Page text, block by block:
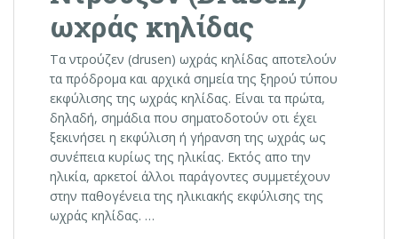
ωχράς κηλίδας
Τα ντρούζεν (drusen) ωχράς κηλίδας αποτελούν
τα πρόδρομα και αρχικά σημεία της ξηρού τύπου
εκφύλισης της ωχράς κηλίδας. Είναι τα πρώτα,
δηλαδή, σημάδια που σηματοδοτούν οτι έχει
ξεκινήσει η εκφύλιση ή γήρανση της ωχράς ως
συνέπεια κυρίως της ηλικίας. Εκτός απο την
ηλικία, αρκετοί άλλοι παράγοντες συμμετέχουν
στην παθογένεια της ηλικιακής εκφύλισης της
ωχράς κηλίδας. …